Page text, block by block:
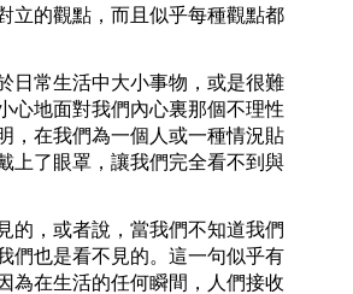
立的觀點，而且似乎每種觀點都
常生活中大小事物，或是很難
心地面對我們內心裏那個不理性
，在我們為一個人或一種情況貼
上了眼罩，讓我們完全看不到與
，或者說，當我們不知道我們
們也是看不見的。這一句似乎有
為在生活的任何瞬間，人們接收